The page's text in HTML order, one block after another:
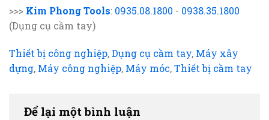
>>> Kim Phong Tools: 0935.08.1800 - 0938.35.1800
(Dụng cụ cầm tay)
Thiết bị công nghiệp,Dụng cụ cầm tay, Máy xây
dựng, Máy công nghiệp, Máy móc,Thiết bị cầm tay
Để lại một bình luận